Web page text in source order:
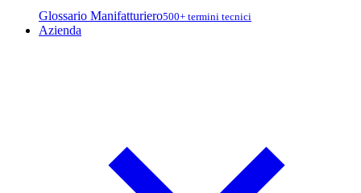
Glossario Manifatturiero500+ termini tecnici
Azienda